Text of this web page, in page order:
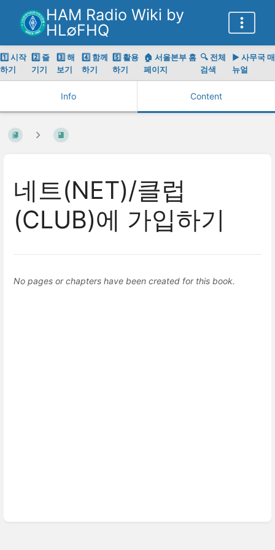
HAM Radio Wiki by
HL∅FHQ
1️⃣ 시작
하기
2️⃣ 즐
기기
3️⃣ 해
보기
4️⃣ 함께
하기
5️⃣ 활용
하기
🏠 서울본부 홈
페이지
🔍 전체
검색
▶️ 사무국 매
뉴얼
Info Content
네트(NET)/클럽
(CLUB)에 가입하기
No pages or chapters have been created for this book.